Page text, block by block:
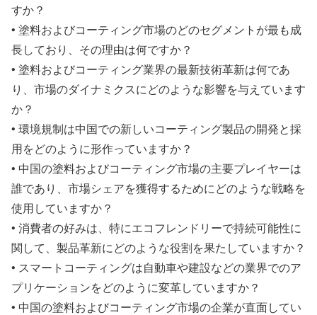
すか？
• 塗料およびコーティング市場のどのセグメントが最も成
長しており、その理由は何ですか？
• 塗料およびコーティング業界の最新技術革新は何であ
り、市場のダイナミクスにどのような影響を与えています
か？
• 環境規制は中国での新しいコーティング製品の開発と採
用をどのように形作っていますか？
• 中国の塗料およびコーティング市場の主要プレイヤーは
誰であり、市場シェアを獲得するためにどのような戦略を
使用していますか？
• 消費者の好みは、特にエコフレンドリーで持続可能性に
関して、製品革新にどのような役割を果たしていますか？
• スマートコーティングは自動車や建設などの業界でのア
プリケーションをどのように変革していますか？
• 中国の塗料およびコーティング市場の企業が直面してい